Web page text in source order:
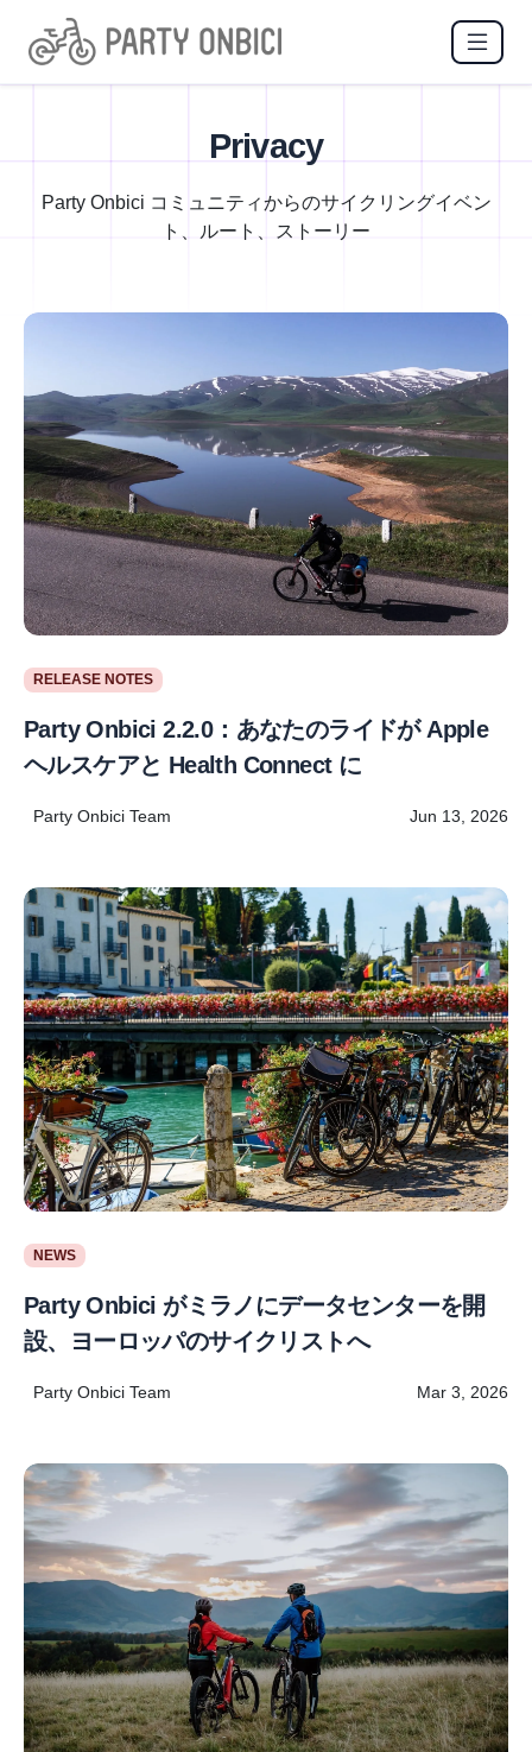
Privacy
Party Onbici コミュニティからのサイクリングイベン
ト、ルート、ストーリー
RELEASE NOTES
Party Onbici 2.2.0：あなたのライドが Apple
ヘルスケアと Health Connect に
Party Onbici Team Jun 13, 2026
NEWS
Party Onbici がミラノにデータセンターを開
設、ヨーロッパのサイクリストへ
Party Onbici Team Mar 3, 2026